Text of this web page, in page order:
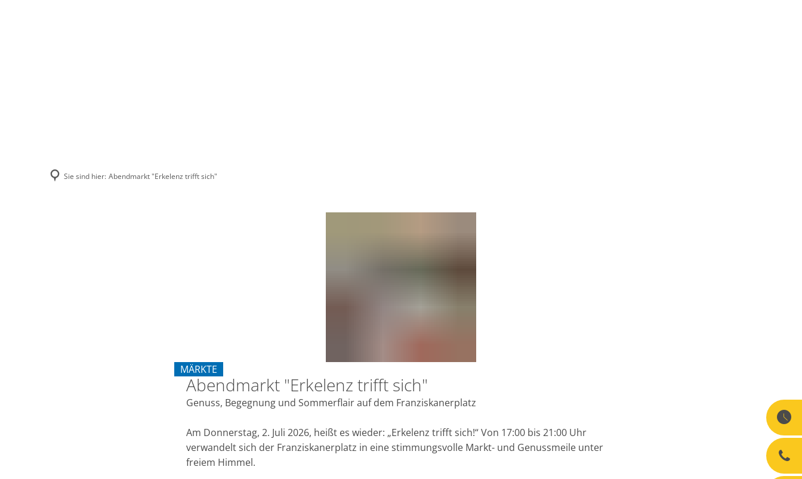
Sie sind hier: Abendmarkt "Erkelenz trifft sich"
MÄRKTE
KATEGORIE: MÄRKTE
Abendmarkt "Erkelenz trifft sich"
Genuss, Begegnung und Sommerflair auf dem Franziskanerplatz
Am Donnerstag, 2. Juli 2026, heißt es wieder: „Erkelenz trifft sich!“ Von 17:00 bis 21:00 Uhr
verwandelt sich der Franziskanerplatz in eine stimmungsvolle Markt- und Genussmeile unter
freiem Himmel.